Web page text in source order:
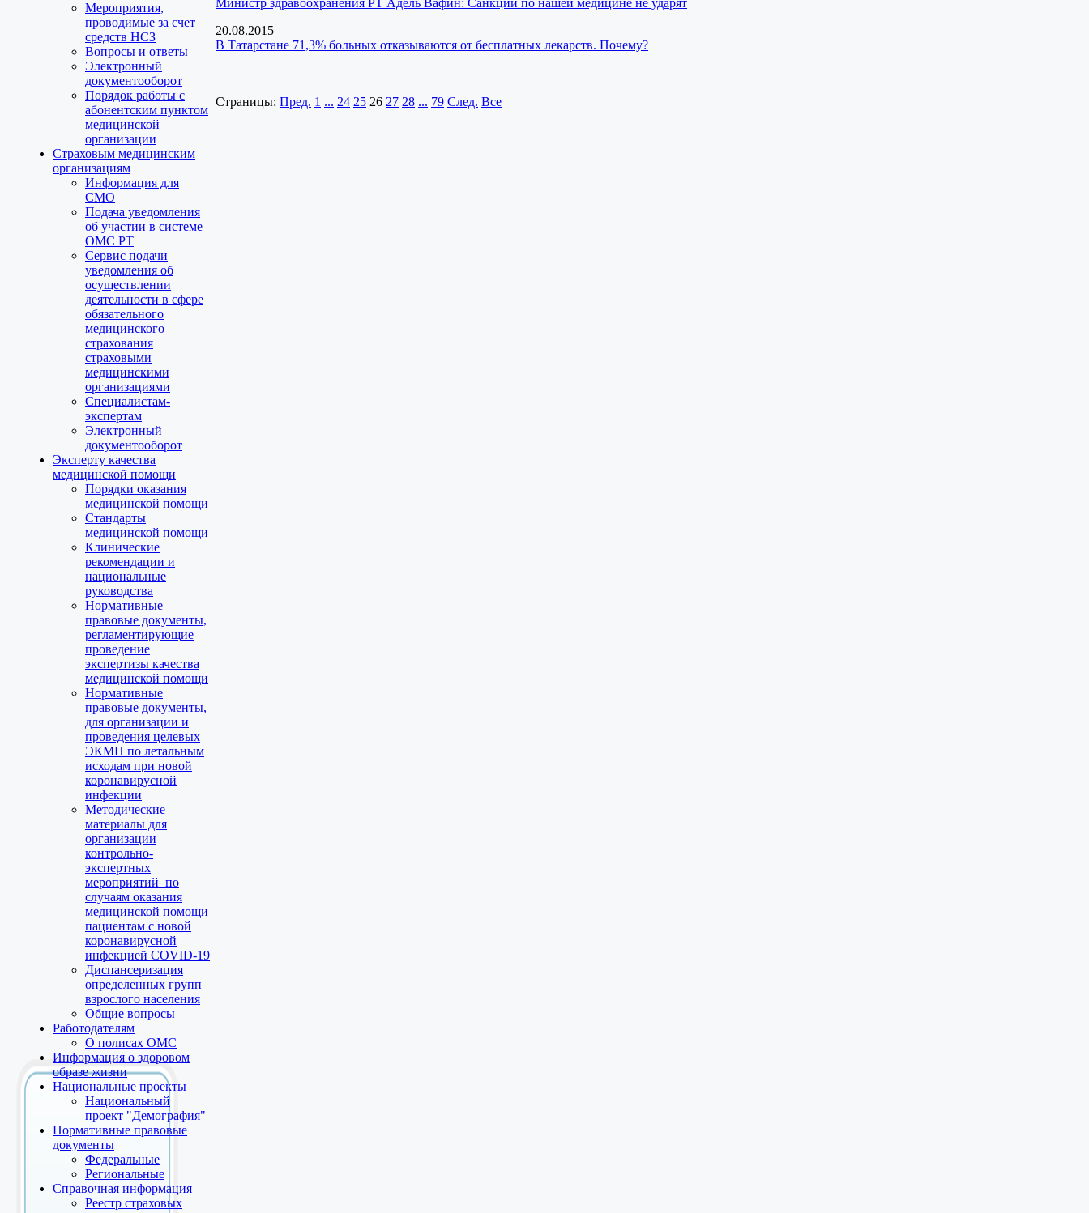
Мероприятия,
проводимые за счет
средств НСЗ
Вопросы и ответы
Электронный
документооборот
Порядок работы с
абонентским пунктом
медицинской
организации
Страховым медицинским
организациям
Информация для
СМО
Подача уведомления
об участии в системе
ОМС РТ
Сервис подачи
уведомления об
осуществлении
деятельности в сфере
обязательного
медицинского
страхования
страховыми
медицинскими
организациями
Специалистам-
экспертам
Электронный
документооборот
Эксперту качества
медицинской помощи
Порядки оказания
медицинской помощи
Стандарты
медицинской помощи
Клинические
рекомендации и
национальные
руководства
Нормативные
правовые документы,
регламентирующие
проведение
экспертизы качества
медицинской помощи
Нормативные
правовые документы,
для организации и
проведения целевых
ЭКМП по летальным
исходам при новой
коронавирусной
инфекции
Методические
материалы для
организации
контрольно-
экспертных
мероприятий по
случаям оказания
медицинской помощи
пациентам с новой
коронавирусной
инфекцией COVID-19
Диспансеризация
определенных групп
взрослого населения
Общие вопросы
Работодателям
О полисах ОМС
Информация о здоровом
образе жизни
Национальные проекты
Национальный
проект "Демография"
Нормативные правовые
документы
Федеральные
Региональные
Справочная информация
Реестр страховых
Министр здравоохранения РТ Адель Вафин: Санкции по нашей медицине не ударят
20.08.2015
В Татарстане 71,3% больных отказываются от бесплатных лекарств. Почему?
Страницы: Пред. 1 ... 24 25 26 27 28 ... 79 След. Все